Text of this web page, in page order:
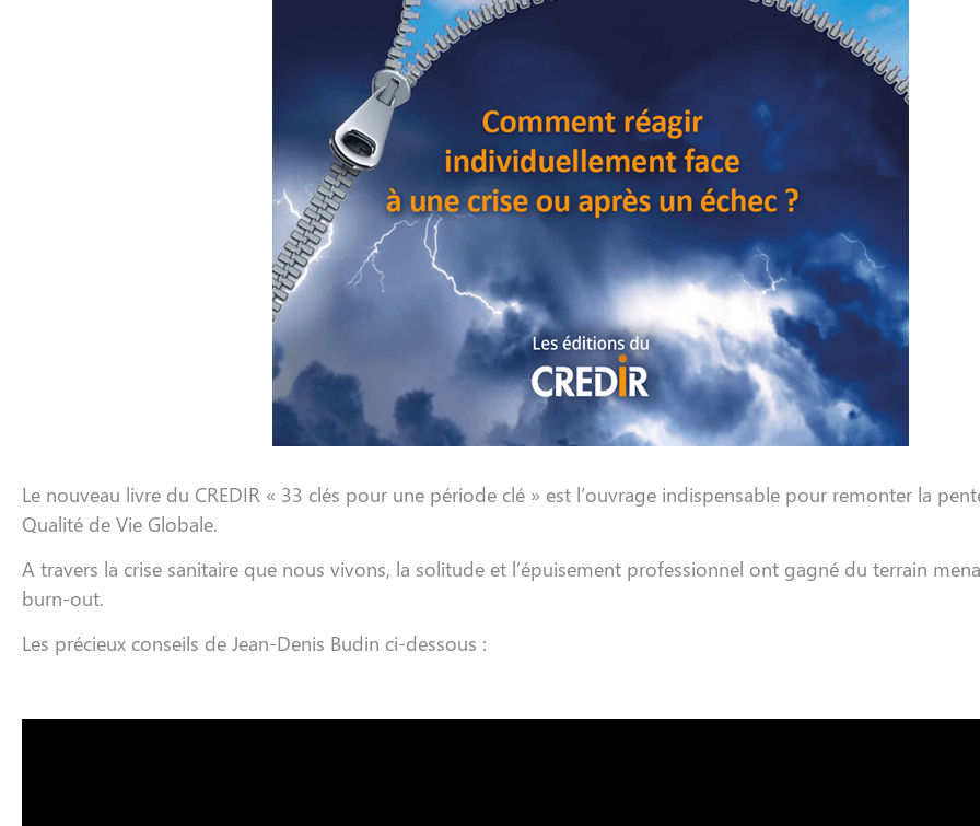
Le nouveau livre du CREDIR « 33 clés pour une période clé » est l’ouvrage indispensable pour remonter la
Qualité de Vie Globale.
A travers la crise sanitaire que nous vivons, la solitude et l’épuisement professionnel ont gagné du terrain
burn-out.
Les précieux conseils de Jean-Denis Budin ci-dessous :